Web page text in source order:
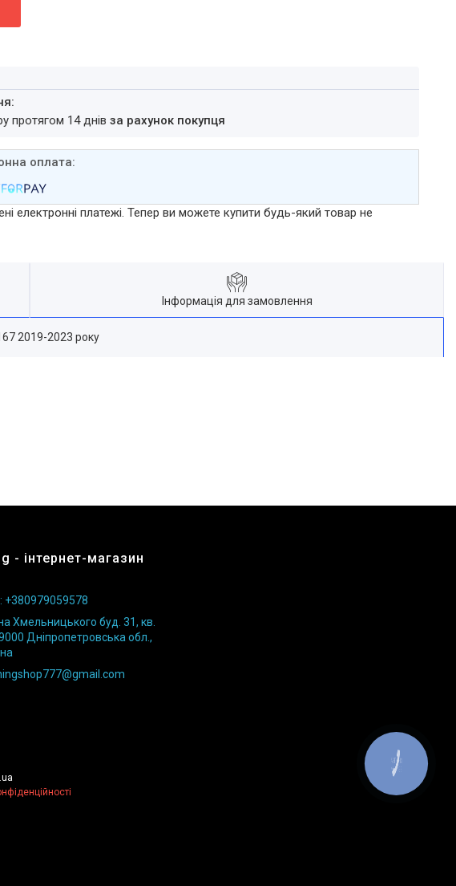
протягом 14 днівза рахунок покупця
електронні платежі. Тепер ви можете купити будь-який товар не
Інформація для замовлення
2019-2023 року
- інтернет-магазин
+380979059578
Хмельницького буд. 31, кв.
Дніпропетровська обл.,
КНОПКА
ЗВ'ЯЗКУ